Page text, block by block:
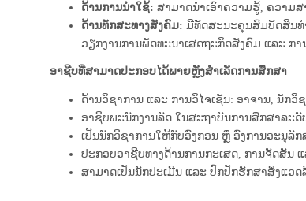
ດ້ານການນຳໃຊ້: ສາມາດນໍາເອົາຄວາມຮູ້, ຄວາມ
ດ້ານທັກສະທາງສັງຄົມ: ມີທັດສະນະຄຸນສົມບັດສິນທໍ
ວຽກງານການພັດທະນາເສດຖະກິດສັງຄົມ ແລະ ກ
ອາຊີບທີ່ສາມາດປະກອບໄດ້ພາຍຫຼັງສໍາເລັດການສຶກສາ
ດ້ານວິຊາການ ແລະ ການວິໄຈເຊັ່ນ: ອາຈານ, ນັກວິ
ອາຊີບພະນັກງານລັດ ໃນສະຖາບັນການສຶກສາລະ
ເປັນນັກວິຊາການໃຫ້ກັບອົງກອນ ຫຼື ອົງການອະນຸລັກສ
ປະກອບອາຊີບທາງດ້ານການກະເສດ, ການຈັດສັນ
ສາມາດເປັນນັກປະເມີນ ແລະ ປົກປັກຮັກສາສິ່ງແວດ